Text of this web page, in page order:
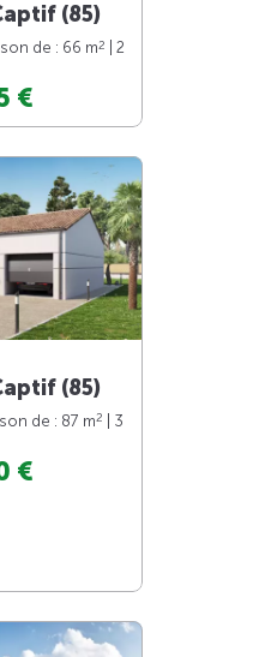
(85)
de : 66 m2
| 2
€
(85)
de : 87 m2
| 3
€